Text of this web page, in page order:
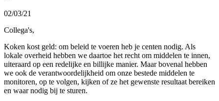
02/03/21
Collega's,
Koken kost geld: om beleid te voeren heb je centen nodig. Als
lokale overheid hebben we daartoe het recht om middelen te innen,
uiteraard op een redelijke en billijke manier. Maar bovenal hebben
we ook de verantwoordelijkheid om onze bestede middelen te
monitoren, op te volgen, kijken of ze het gewenste resultaat bereiken
en waar nodig bij te sturen.